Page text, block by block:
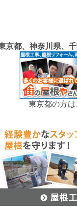
京都、神奈川県、
東京都の方は